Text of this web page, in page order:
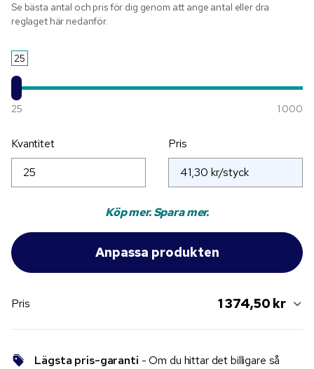
Se bästa antal och pris för dig genom att ange antal eller dra
reglaget här nedanför.
25
25 1 000
Kvantitet Pris
Köp mer. Spara mer.
Pris 1 374,50 kr
Lägsta pris-garanti - Om du hittar det billigare så